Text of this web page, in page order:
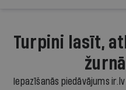
Turpini lasīt,
Iepazīšanās piedāvājums